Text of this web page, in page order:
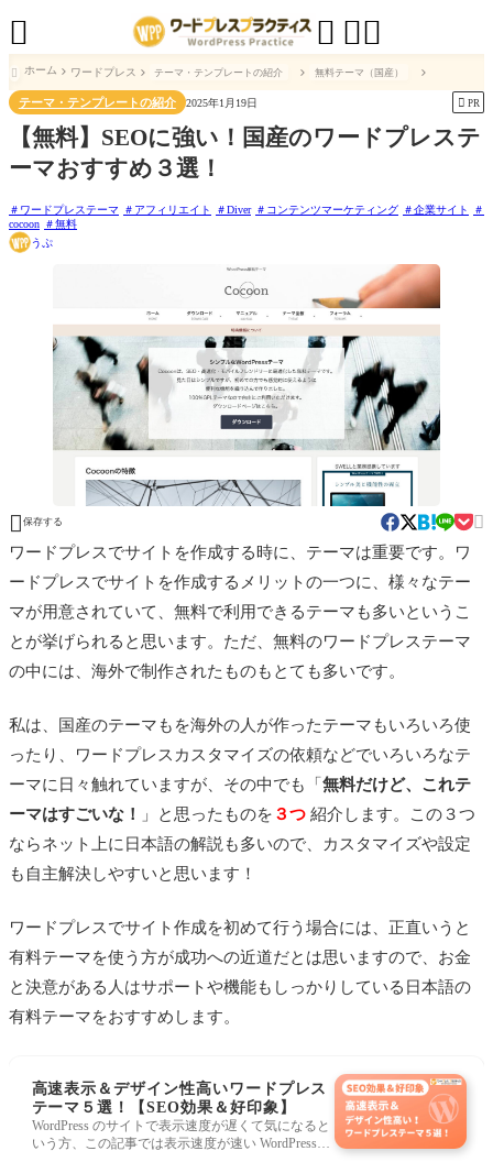
 

 ホーム ワードプレス テーマ・テンプレートの紹介 無料テーマ（国産）
テーマ・テンプレートの紹介 2025年1月19日  PR
【無料】SEOに強い！国産のワードプレステ
ーマおすすめ３選！
ワードプレステーマ アフィリエイト Diver コンテンツマーケティング
企業サイト
cocoon
無料
うぷ
 保存する 
ワードプレスでサイトを作成する時に、テーマは重要です。ワ
ードプレスでサイトを作成するメリットの一つに、様々なテー
マが用意されていて、無料で利用できるテーマも多いというこ
とが挙げられると思います。ただ、無料のワードプレステーマ
の中には、海外で制作されたものもとても多いです。
私は、国産のテーマもを海外の人が作ったテーマもいろいろ使
ったり、ワードプレスカスタマイズの依頼などでいろいろなテ
ーマに日々触れていますが、その中でも「 無料だけど、これテ
ーマはすごいな！
」と思ったものを ３つ 紹介します。この３つ
ならネット上に日本語の解説も多いので、カスタマイズや設定
も自主解決しやすいと思います！
ワードプレスでサイト作成を初めて行う場合には、正直いうと
有料テーマを使う方が成功への近道だとは思いますので、お金
と決意がある人はサポートや機能もしっかりしている日本語の
有料テーマをおすすめします。
高速表示＆デザイン性高いワードプレス
テーマ５選！【SEO効果＆好印象】
WordPress のサイトで表示速度が遅くて気になると
いう方、この記事では表示速度が速い WordPress